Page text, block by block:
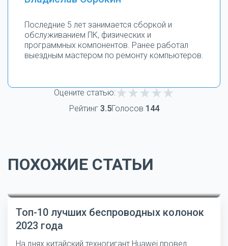
Последние 5 лет занимается сборкой и
обслуживанием ПК, физических и
программных компонентов. Ранее работал
выездным мастером по ремонту компьютеров.
Оцените статью:
Рейтинг 3.5Голосов 144
ПОХОЖИЕ СТАТЬИ
Топ-10 лучших беспроводных колонок
2023 года
На днях китайский техногигант Huawei провел